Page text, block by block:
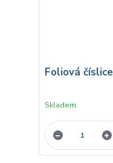
Foliová
Skladem